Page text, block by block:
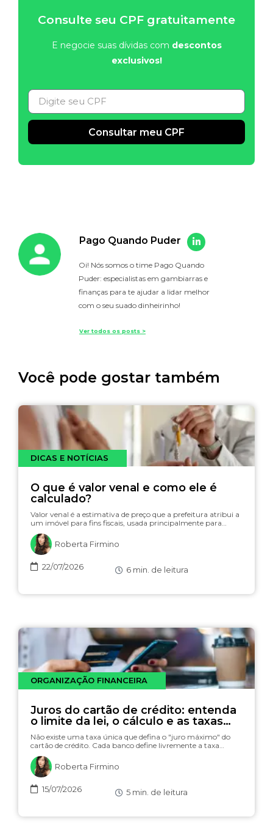
Consulte seu CPF gratuitamente
E negocie suas dívidas com descontos
exclusivos!
Consultar meu CPF
Pago Quando Puder
Oi! Nós somos o time Pago Quando
Puder: especialistas em gambiarras e
finanças para te ajudar a lidar melhor
com o seu suado dinheirinho!
Ver todos os posts >
Você pode gostar também
DICAS E NOTÍCIAS
O que é valor venal e como ele é
calculado?
Valor venal é a estimativa de preço que a prefeitura atribui a
um imóvel para fins fiscais, usada principalmente para…
Roberta Firmino
22/07/2026 6 min. de leitura
ORGANIZAÇÃO FINANCEIRA
Juros do cartão de crédito: entenda
o limite da lei, o cálculo e as taxas
(com simulador)
Não existe uma taxa única que defina o "juro máximo" do
cartão de crédito. Cada banco define livremente a taxa…
Roberta Firmino
15/07/2026 5 min. de leitura